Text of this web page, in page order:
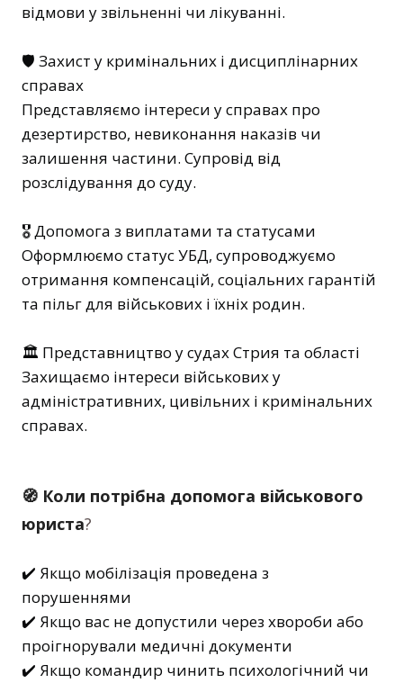
відмови у звільненні чи лікуванні.
🛡️ Захист у кримінальних і дисциплінарних
справах
Представляємо інтереси у справах про
дезертирство, невиконання наказів чи
залишення частини. Супровід від
розслідування до суду.
🎖️ Допомога з виплатами та статусами
Оформлюємо статус УБД, супроводжуємо
отримання компенсацій, соціальних гарантій
та пільг для військових і їхніх родин.
🏛️ Представництво у судах Стрия та області
Захищаємо інтереси військових у
адміністративних, цивільних і кримінальних
справах.
🧭 Коли потрібна допомога військового
юриста?
✔️ Якщо мобілізація проведена з
порушеннями
✔️ Якщо вас не допустили через хвороби або
проігнорували медичні документи
✔️ Якщо командир чинить психологічний чи